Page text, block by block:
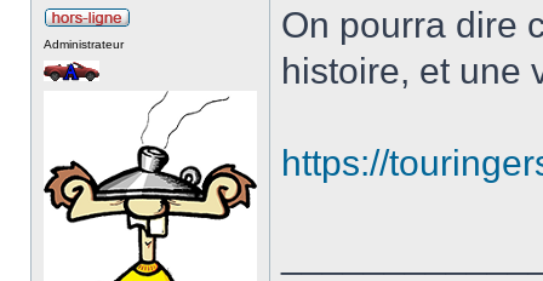
Administrateur
On pourra dire
histoire, et une
https://